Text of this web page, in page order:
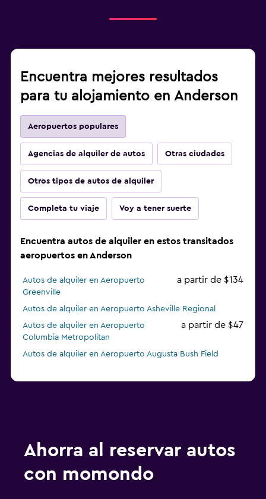
Encuentra mejores resultados
para tu alojamiento en Anderson
Aeropuertos populares
Agencias de alquiler de autos Otras ciudades
Otros tipos de autos de alquiler
Completa tu viaje Voy a tener suerte
Encuentra autos de alquiler en estos transitados
aeropuertos en Anderson
Autos de alquiler en Aeropuerto
Greenville
a partir de $134
Autos de alquiler en Aeropuerto Asheville Regional
Autos de alquiler en Aeropuerto
Columbia Metropolitan
a partir de $47
Autos de alquiler en Aeropuerto Augusta Bush Field
Ahorra al reservar autos
con momondo